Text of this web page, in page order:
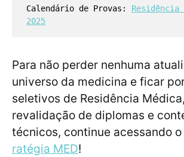
Calendário de Provas: Residência
2025
Para não perder nenhuma
universo da medicina e ficar
seletivos de Residência
revalidação de diplomas e
técnicos, continue acessando o
ratégia MED!